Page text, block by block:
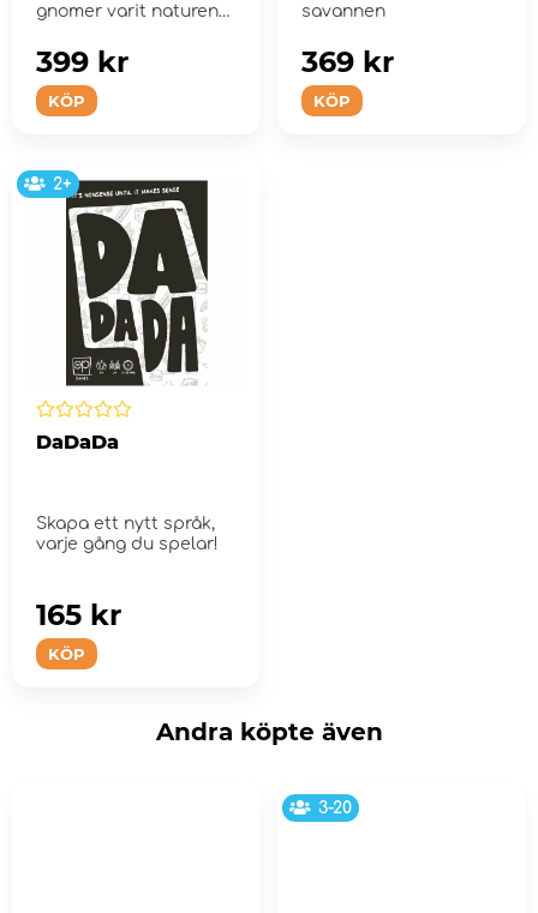
gnomer varit naturens
KÖP
399 kr
savannen
KÖP
369 kr
2+
DaDaDa
Skapa ett nytt språk,
varje gång du spelar!
KÖP
165 kr
Andra köpte även
3-20